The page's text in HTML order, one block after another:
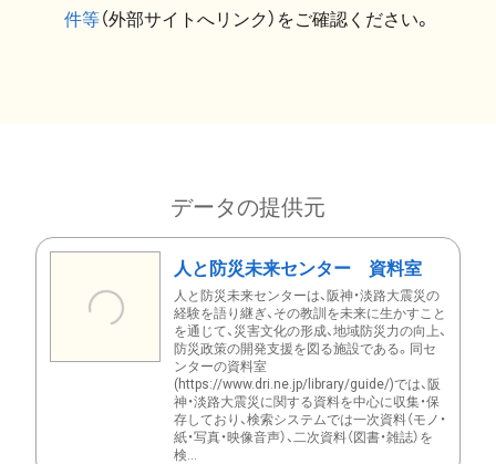
件等（外部サイトへリンク）をご確認ください。
データの提供元
人と防災未来センター 資料室
人と防災未来センターは、阪神・淡路大震災の
経験を語り継ぎ、その教訓を未来に生かすこと
を通じて、災害文化の形成、地域防災力の向上、
防災政策の開発支援を図る施設である。同セ
ンターの資料室
(https://www.dri.ne.jp/library/guide/)では、阪
神・淡路大震災に関する資料を中心に収集・保
存しており、検索システムでは一次資料（モノ・
紙・写真・映像音声）、二次資料（図書・雑誌）を
検...